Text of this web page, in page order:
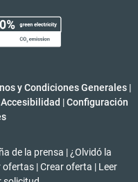
y Condiciones Generales |
Accesibilidad | Configuración
de la prensa | ¿Olvidó la
ofertas | Crear oferta | Leer